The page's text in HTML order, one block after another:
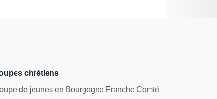
chrétiens
de jeunes en Bourgogne Franche Comté